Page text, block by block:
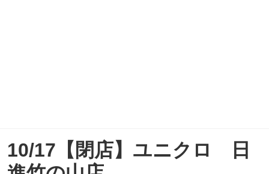
10/17【閉店】ユニクロ 日